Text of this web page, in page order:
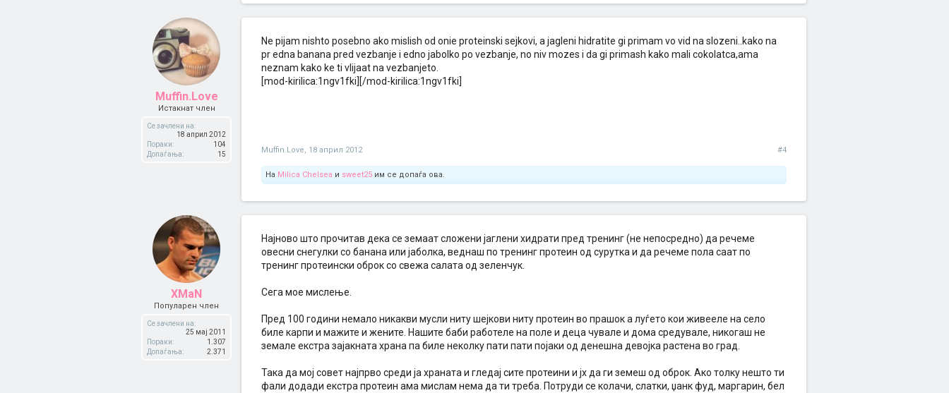
Muffin.Love
Истакнат член
Се зачлени на:
18 април 2012
Пораки:
104
Допаѓања:
15
Ne pijam nishto posebno ako mislish od onie proteinski sejkovi, a jagleni hidratite gi primam vo vid na slozeni..kako na
pr edna banana pred vezbanje i edno jabolko po vezbanje, no niv mozes i da gi primash kako mali cokolatca,ama
neznam kako ke ti vlijaat na vezbanjeto.
[mod-kirilica:1ngv1fki][/mod-kirilica:1ngv1fki]
Muffin.Love, 18 април 2012 #4
На Milica Chelsea и sweet25 им се допаѓа ова.
XMaN
Популарен член
Се зачлени на:
25 мај 2011
Пораки:
1.307
Допаѓања:
2.371
Најново што прочитав дека се земаат сложени јаглени хидрати пред тренинг (не непосредно) да речеме
овесни снегулки со банана или јаболка, веднаш по тренинг протеин од сурутка и да речеме пола саат по
тренинг протеински оброк со свежа салата од зеленчук.
Сега мое мислење.
Пред 100 години немало никакви мусли ниту шејкови ниту протеин во прашок а луѓето кои живееле на село
биле карпи и мажите и жените. Нашите баби работеле на поле и деца чувале и дома средувале, никогаш не
земале екстра зајакната храна па биле неколку пати пати појаки од денешна девојка растена во град.
Така да мој совет најпрво среди ја храната и гледај сите протеини и јх да ги земеш од оброк. Ако толку нешто ти
фали додади екстра протеин ама мислам нема да ти треба. Потруди се колачи, слатки, џанк фуд, маргарин, бел